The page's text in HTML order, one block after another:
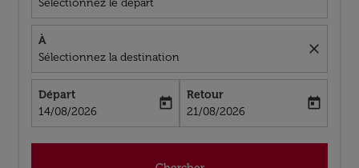
Sélectionnez le départ
À
Sélectionnez la destination
close
Départ
fc-booking-departure-date-aria-label
14/08/2026
today
Retour
fc-booking-return-date-aria-label
21/08/2026
today